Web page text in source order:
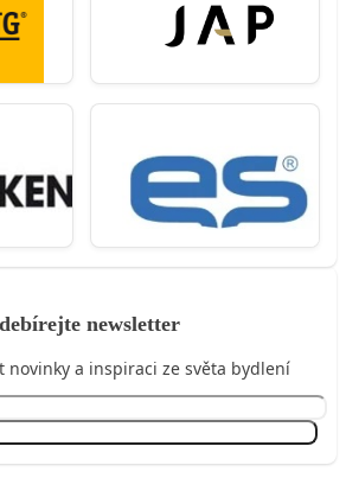
newsletter
novinky a inspiraci ze světa bydlení